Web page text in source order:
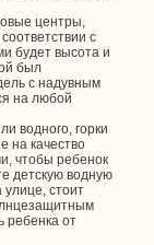
центры,
с
будет высота и
был
с надувным
на любой
водного, горки
на качество
чтобы ребенок
детскую водную
улице, стоит
ребенка от